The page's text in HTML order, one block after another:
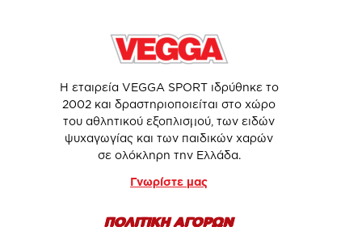
Η εταιρεία VEGGA SPORT ιδρύθηκε το
2002 και δραστηριοποιείται στο χώρο
του αθλητικού εξοπλισμού, των ειδών
ψυχαγωγίας και των παιδικών χαρών
σε ολόκληρη την Ελλάδα.
Γνωρίστε μας
ΠΟΛΙΤΙΚΗ ΑΓΟΡΩΝ